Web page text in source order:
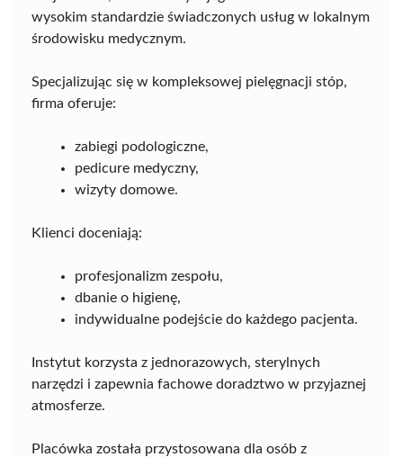
wysokim standardzie świadczonych usług w lokalnym
środowisku medycznym.
Specjalizując się w kompleksowej pielęgnacji stóp,
firma oferuje:
zabiegi podologiczne,
pedicure medyczny,
wizyty domowe.
Klienci doceniają:
profesjonalizm zespołu,
dbanie o higienę,
indywidualne podejście do każdego pacjenta.
Instytut korzysta z jednorazowych, sterylnych
narzędzi i zapewnia fachowe doradztwo w przyjaznej
atmosferze.
Placówka została przystosowana dla osób z